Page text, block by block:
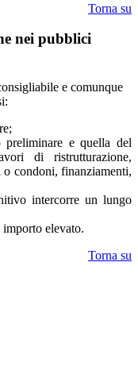
Torna su
nei pubblici
e comunque
e quella del
di ristrutturazione,
o condoni, finanziamenti,
intercorre un lungo
importo elevato.
Torna su